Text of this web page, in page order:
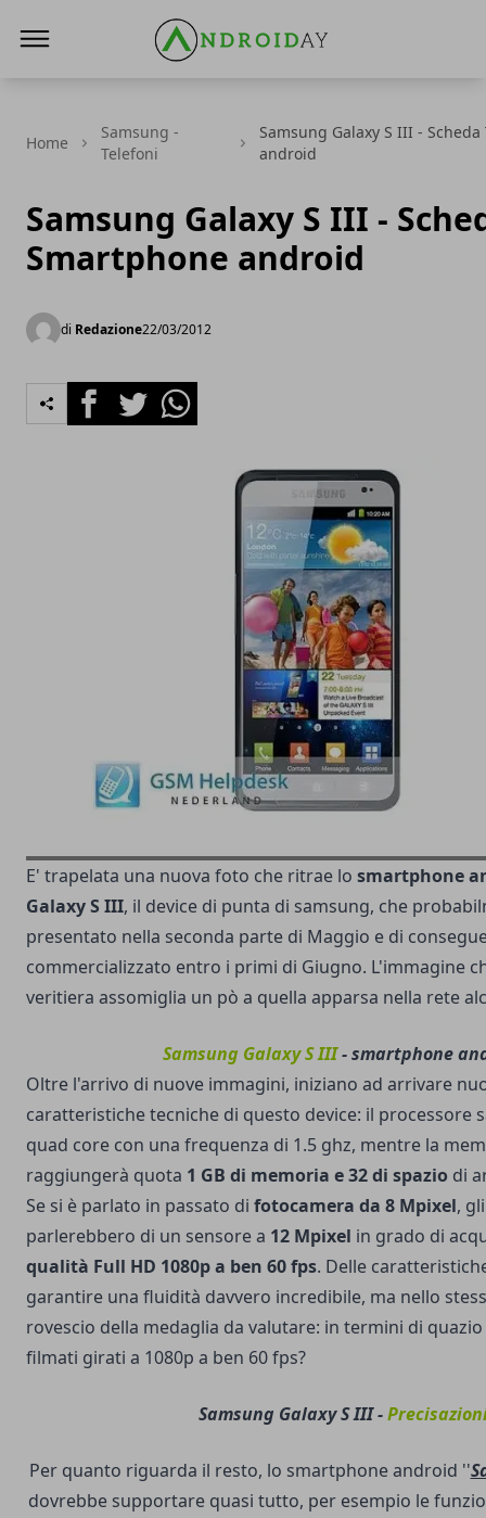
Home
Samsung -
Telefoni
Samsung Galaxy S III -
android
Samsung Galaxy S III -
Smartphone android
di Redazione22/03/2012
FacebookTwitterWhatsapp
E' trapelata una nuova foto che ritrae lo smartphone
Galaxy S III, il device di punta di samsung, che
presentato nella seconda parte di Maggio e di
commercializzato entro i primi di Giugno. L'immagine
veritiera assomiglia un pò a quella apparsa nella rete
Samsung Galaxy S III- smartphone
Oltre l'arrivo di nuove immagini, iniziano ad arrivare
caratteristiche tecniche di questo device: il processore
quad core con una frequenza di 1.5 ghz, mentre la
raggiungerà quota 1 GB di memoria e 32 di spazio di
Se si è parlato in passato di fotocamera da 8 Mpixel,
parlerebbero di un sensore a 12 Mpixel in grado di
qualità Full HD 1080p a ben 60 fps. Delle
garantire una fluidità davvero incredibile, ma nello
rovescio della medaglia da valutare: in termini di
filmati girati a 1080p a ben 60 fps?
Samsung Galaxy S III -
Per quanto riguarda il resto, lo smartphone android ''
dovrebbe supportare quasi tutto, per esempio le